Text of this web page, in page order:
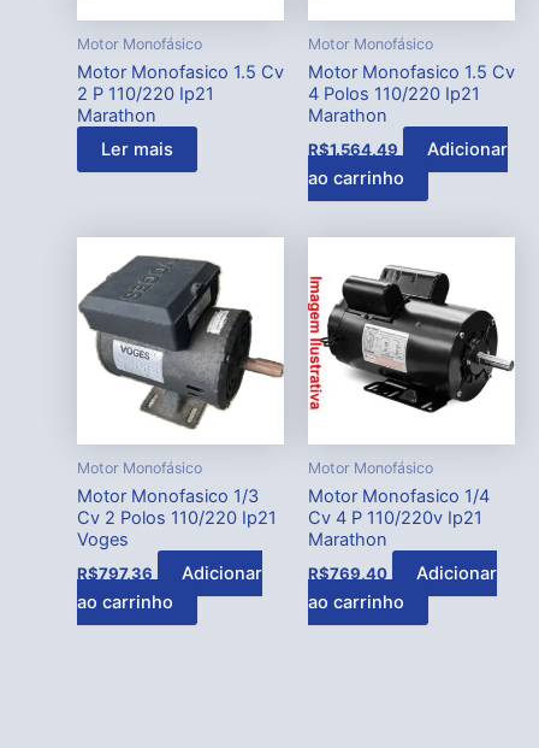
Motor Monofásico
Motor Monofasico 1.5 Cv
2 P 110/220 Ip21
Marathon
Ler mais
Motor Monofásico
Motor Monofasico 1.5 Cv
4 Polos 110/220 Ip21
Marathon
R$1.564,49
Adicionar
ao carrinho
Motor Monofásico
Motor Monofasico 1/3
Cv 2 Polos 110/220 Ip21
Voges
R$797,36
Adicionar
ao carrinho
Motor Monofásico
Motor Monofasico 1/4
Cv 4 P 110/220v Ip21
Marathon
R$769,40
Adicionar
ao carrinho